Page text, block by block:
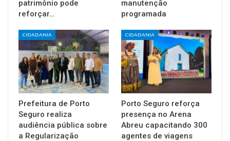
patrimônio pode
reforçar…
manutenção
programada
CIDADANIA
Prefeitura de Porto
Seguro realiza
audiência pública sobre
a Regularização
CIDADANIA
Porto Seguro reforça
presença no Arena
Abreu capacitando 300
agentes de viagens